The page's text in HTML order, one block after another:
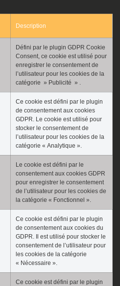
Description
Défini par le plugin GDPR Cookie
Consent, ce cookie est utilisé pour
enregistrer le consentement de
l’utilisateur pour les cookies de la
catégorie » Publicité » .
Ce cookie est défini par le plugin
de consentement aux cookies
GDPR. Le cookie est utilisé pour
stocker le consentement de
l’utilisateur pour les cookies de la
catégorie « Analytique ».
Le cookie est défini par le
consentement aux cookies GDPR
pour enregistrer le consentement
de l’utilisateur pour les cookies de
la catégorie « Fonctionnel ».
Ce cookie est défini par le plugin
de consentement aux cookies du
GDPR. Il est utilisé pour stocker le
consentement de l’utilisateur pour
les cookies de la catégorie
« Nécessaire ».
Ce cookie est défini par le plugin